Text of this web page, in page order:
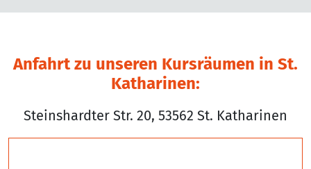
Anfahrt zu unseren Kursräumen in St.
Katharinen:
Steinshardter Str. 20, 53562 St. Katharinen